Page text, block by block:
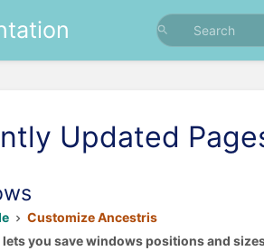
Updated
Customize Ancestris
you save windows positions and